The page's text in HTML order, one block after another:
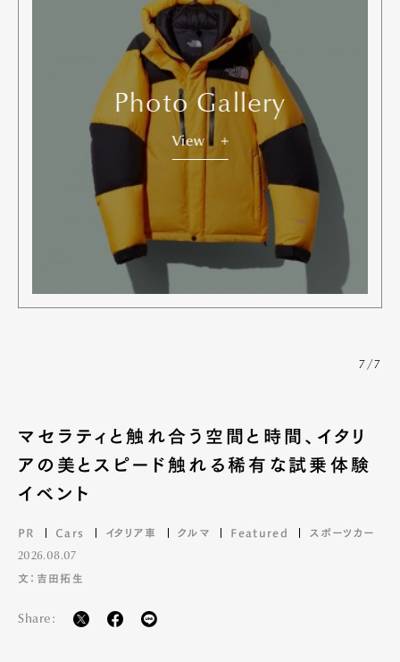
Gourmet Cars
Photo Gallery
View
7/7
マセラティと触れ合う空間と時間、イタリ
アの美とスピード触れる稀有な試乗体験
イベント
PR Cars イタリア車 クルマ Featured スポーツカー
2026.08.07
文：吉田拓生
Share: